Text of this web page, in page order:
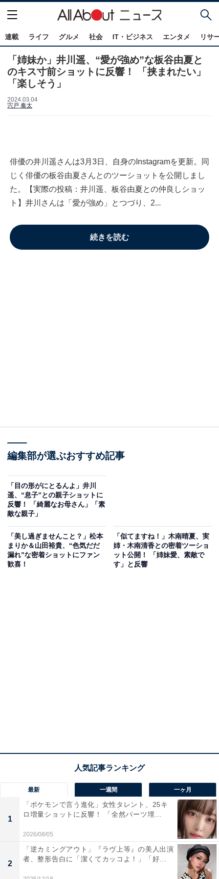
連載 ライフ グルメ 社会 IT・ビジネス エンタメ リサ
「姉妹か」井川遥、“愛が強め”な板谷由夏と
のキス寸前ショットに反響！ 「挟まれたい」
「楽しそう」
2024.03.04
宍戸 奏太
俳優の井川遥さんは3月3日、自身のInstagramを更新。同
じく俳優の板谷由夏さんとのツーショットを公開しまし
た。【実際の投稿：井川遥、板谷由夏との仲良しショッ
ト】井川さんは「愛が強め」とつづり、2...
続きを読む
編集部が選ぶおすすめ記事
「目の形がにとるんよ」井川
遥、“息子”との親子ショットに
反響！ 「綺麗なお母さん」「素
敵な親子」
「美し過ぎませんこと？」松本
まりか＆山田裕貴、“色気だだ
漏れ”な密着ショットにファン
歓喜！
「似てますね！」木南晴夏、実
姉・木南清香との密着ツーショ
ット公開！ 「姉妹愛、素敵で
す」と反響
最新 一週間 一ヶ月
1
「ポケモンで言う進化」女性タレント、25キ
ロ増量ショットに反響！ 「全然パーツ埋...
2026/08/05
2
「逆カミングアウト」『ラヴ上等』の美人出演
者、整形告白に「潔くてカッコよ！」「好...